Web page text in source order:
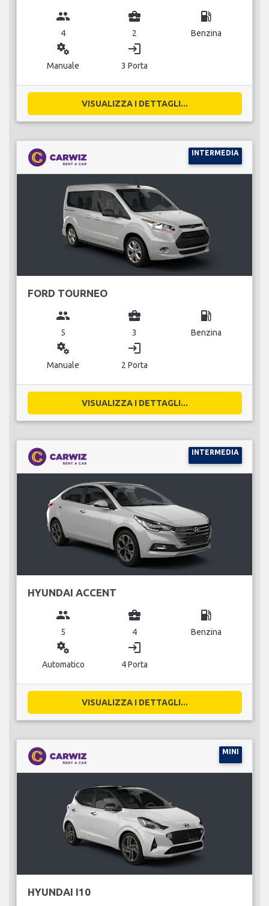
group
4
business_center
2
local_gas_station
Benzina
miscellaneous_services
Manuale
login
3 Porta
VISUALIZZA I DETTAGLI...
INTERMEDIA
FORD TOURNEO
group
5
business_center
3
local_gas_station
Benzina
miscellaneous_services
Manuale
login
2 Porta
VISUALIZZA I DETTAGLI...
INTERMEDIA
HYUNDAI ACCENT
group
5
business_center
4
local_gas_station
Benzina
miscellaneous_services
Automatico
login
4 Porta
VISUALIZZA I DETTAGLI...
MINI
HYUNDAI I10